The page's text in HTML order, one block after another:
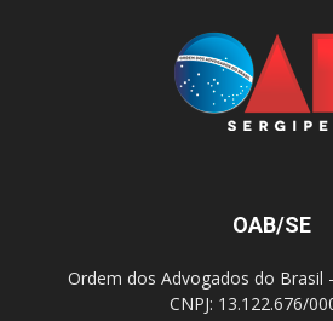
OAB/SE
Ordem dos Advogados do Brasil
CNPJ: 13.122.676/